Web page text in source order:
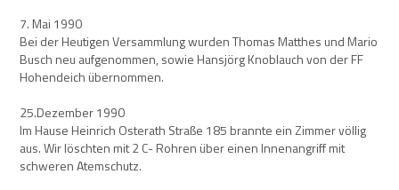
7. Mai 1990
Bei der Heutigen Versammlung wurden Thomas Matthes und Mario
Busch neu aufgenommen, sowie Hansjörg Knoblauch von der FF
Hohendeich übernommen.
25.Dezember 1990
Im Hause Heinrich Osterath Straße 185 brannte ein Zimmer völlig
aus. Wir löschten mit 2 C- Rohren über einen Innenangriff mit
schweren Atemschutz.